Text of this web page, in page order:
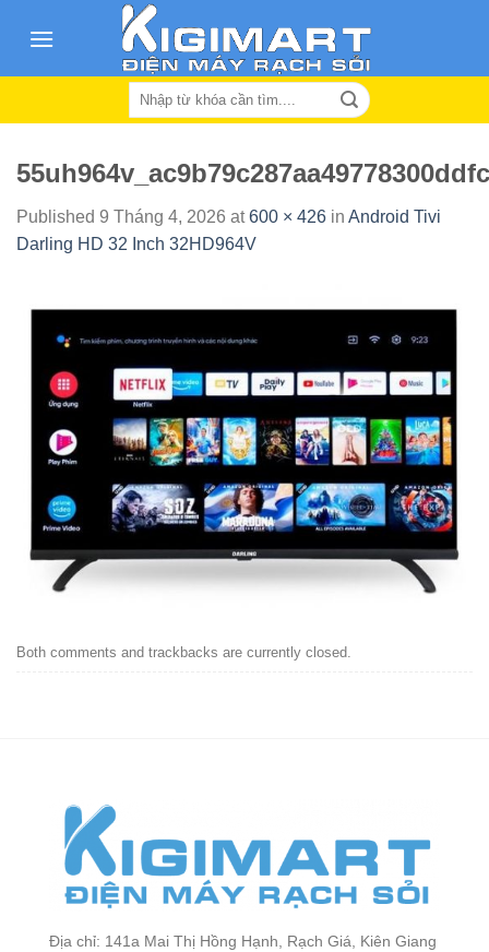
Search
Published 9 Tháng 4, 2026 at600 × 426 in Android Tivi
Darling HD 32 Inch 32HD964V
Both comments and trackbacks are currently closed.
Địa chỉ: 141a Mai Thị Hồng Hạnh, Rạch Giá, Kiên Giang